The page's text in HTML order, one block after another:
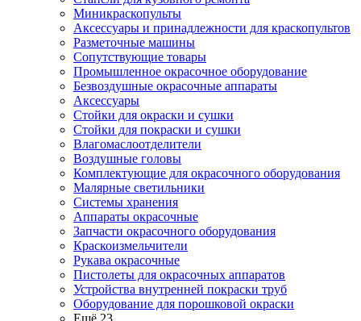
Миникраскопульты
Аксессуары и принадлежности для краскопультов
Разметочные машины
Сопутствующие товары
Промышленное окрасочное оборудование
Безвоздушные окрасочные аппараты
Аксессуары
Стойки для окраски и сушки
Стойки для покраски и сушки
Влагомаслоотделители
Воздушные головы
Комплектующие для окрасочного оборудования
Малярные светильники
Системы хранения
Аппараты окрасочные
Запчасти окрасочного оборудования
Краскоизмельчители
Рукава окрасочные
Пистолеты для окрасочных аппаратов
Устройства внутренней покраски труб
Оборудование для порошковой окраски
Ещё 23